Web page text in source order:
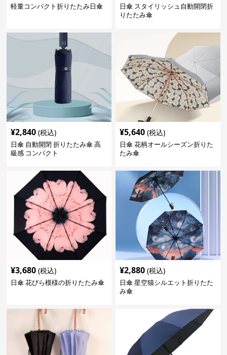
軽量コンパクト折りたたみ日傘
日傘 スタイリッシュ自動開閉折
りたたみ傘
¥2,840 (税込)
日傘 自動開閉 折りたたみ傘 高
級感 コンパクト
¥5,640 (税込)
日傘 花柄オールシーズン折りた
たみ傘
¥3,680 (税込)
日傘 花びら模様の折りたたみ傘
¥2,880 (税込)
日傘 星空猫シルエット折りたた
み傘